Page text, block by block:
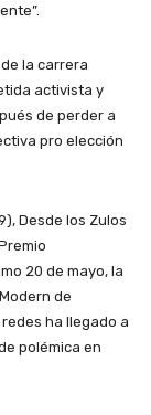
la carrera
activista y
de perder a
pro elección
Desde los Zulos
20 de mayo, la
de
ha llegado a
polémica en